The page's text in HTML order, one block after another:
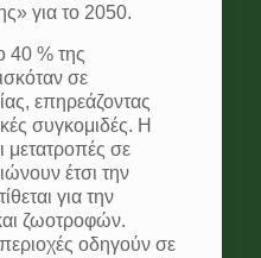
για το 2050.
40 % της
σε
επηρεάζοντας
συγκομιδές. Η
μετατροπές σε
έτσι την
για την
ζωοτροφών.
οδηγούν σε